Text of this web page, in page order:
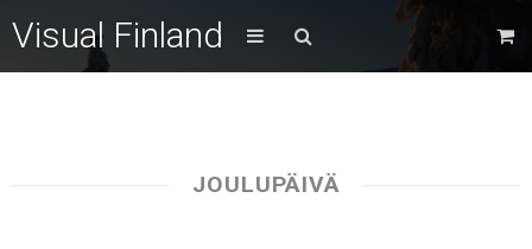
Visual Finland
JOULUPÄIVÄ